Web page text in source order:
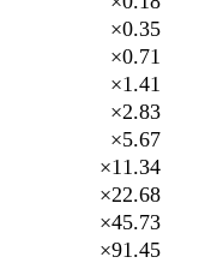
×0.35
×0.71
×1.41
×2.83
×5.67
×11.34
×22.68
×45.73
×91.45